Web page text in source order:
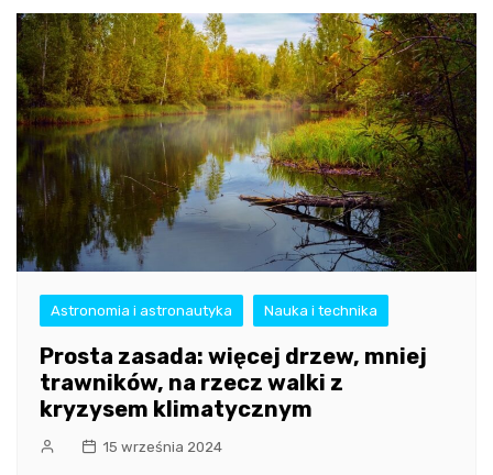
Astronomia i astronautyka Nauka i technika
Prosta zasada: więcej drzew, mniej
trawników, na rzecz walki z
kryzysem klimatycznym
15 września 2024